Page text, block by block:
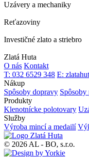
Uzávery a mechaniky
Reťazoviny
Investičné zlato a striebro
Zlatá Huta
O nás Kontakt
T: 032 6529 348 E:
Nákup
Spôsoby dopravy Spôsoby
Produkty
Klenotnícke polotovary
Služby
Výroba mincí a medailí
© 2026 AL - BO, s.r.o.